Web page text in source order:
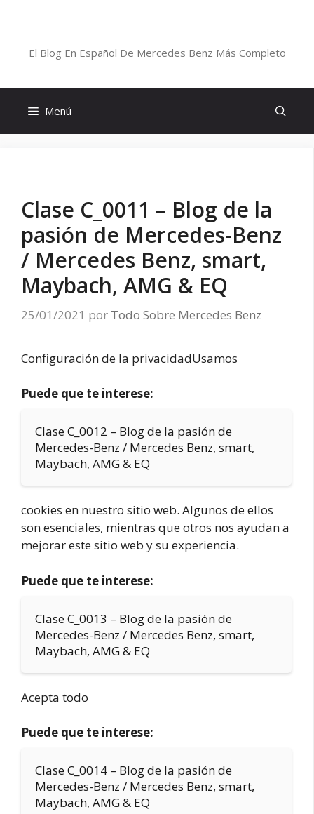
El Blog En Español De Mercedes Benz Más Completo
Menú
Clase C_0011 – Blog de la
pasión de Mercedes-Benz
/ Mercedes Benz, smart,
Maybach, AMG & EQ
25/01/2021 por Todo Sobre Mercedes Benz
Configuración de la privacidadUsamos
Puede que te interese:
Clase C_0012 – Blog de la pasión de
Mercedes-Benz / Mercedes Benz, smart,
Maybach, AMG & EQ
cookies en nuestro sitio web. Algunos de ellos
son esenciales, mientras que otros nos ayudan a
mejorar este sitio web y su experiencia.
Puede que te interese:
Clase C_0013 – Blog de la pasión de
Mercedes-Benz / Mercedes Benz, smart,
Maybach, AMG & EQ
Acepta todo
Puede que te interese:
Clase C_0014 – Blog de la pasión de
Mercedes-Benz / Mercedes Benz, smart,
Maybach, AMG & EQ